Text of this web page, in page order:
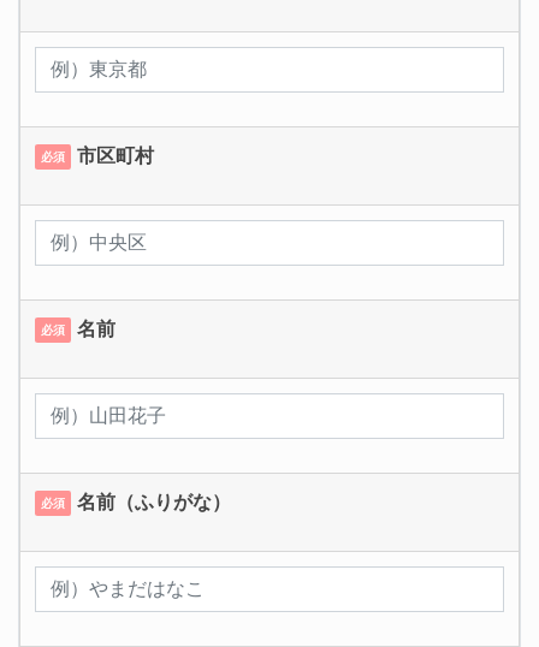
必須 市区町村
必須 名前
必須 名前（ふりがな）